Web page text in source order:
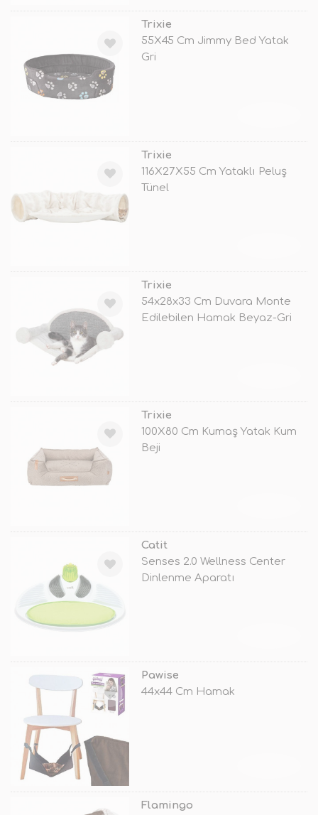
Trixie
55X45 Cm Jimmy Bed Yatak
Gri
Trixie
116X27X55 Cm Yataklı Peluş
Tünel
Trixie
54x28x33 Cm Duvara Monte
Edilebilen Hamak Beyaz-Gri
Trixie
100X80 Cm Kumaş Yatak Kum
Beji
Catit
Senses 2.0 Wellness Center
Dinlenme Aparatı
Pawise
44x44 Cm Hamak
Flamingo